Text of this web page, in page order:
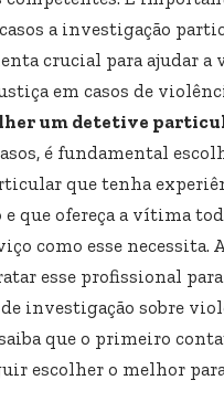
a investigação
crucial para ajudar a
em casos de
um detetive
é fundamental
que tenha
e que ofereça a vítima
como esse necessita.
esse profissional
investigação sobre
que o primeiro
escolher o melhor